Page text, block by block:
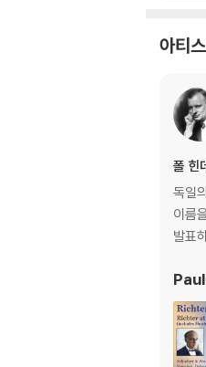
아티
폴 힌
독일
이름
발표